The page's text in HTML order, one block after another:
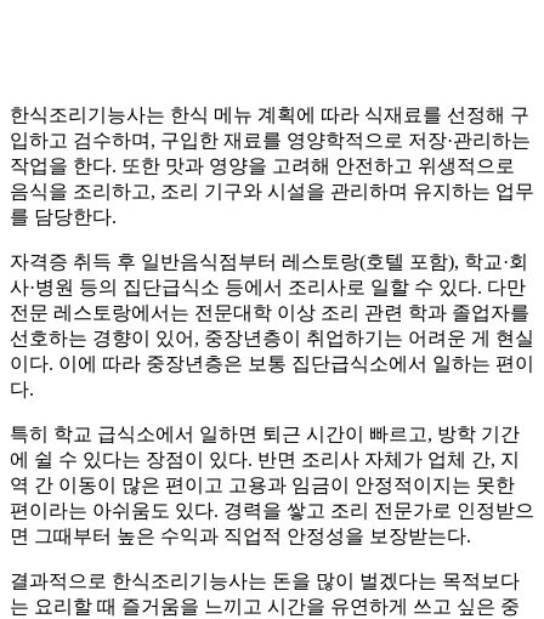
한식조리기능사는 한식 메뉴 계획에 따라 식재료를 선정해 구
입하고 검수하며, 구입한 재료를 영양학적으로 저장·관리하는
작업을 한다. 또한 맛과 영양을 고려해 안전하고 위생적으로
음식을 조리하고, 조리 기구와 시설을 관리하며 유지하는 업무
를 담당한다.
자격증 취득 후 일반음식점부터 레스토랑(호텔 포함), 학교·회
사·병원 등의 집단급식소 등에서 조리사로 일할 수 있다. 다만
전문 레스토랑에서는 전문대학 이상 조리 관련 학과 졸업자를
선호하는 경향이 있어, 중장년층이 취업하기는 어려운 게 현실
이다. 이에 따라 중장년층은 보통 집단급식소에서 일하는 편이
다.
특히 학교 급식소에서 일하면 퇴근 시간이 빠르고, 방학 기간
에 쉴 수 있다는 장점이 있다. 반면 조리사 자체가 업체 간, 지
역 간 이동이 많은 편이고 고용과 임금이 안정적이지는 못한
편이라는 아쉬움도 있다. 경력을 쌓고 조리 전문가로 인정받으
면 그때부터 높은 수익과 직업적 안정성을 보장받는다.
결과적으로 한식조리기능사는 돈을 많이 벌겠다는 목적보다
는 요리할 때 즐거움을 느끼고 시간을 유연하게 쓰고 싶은 중